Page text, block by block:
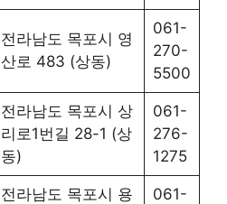
전라남도 목포시 영
산로 483 (상동)
061-
270-
5500
전라남도 목포시 상
리로1번길 28-1 (상
동)
061-
276-
1275
전라남도 목포시 용
061-